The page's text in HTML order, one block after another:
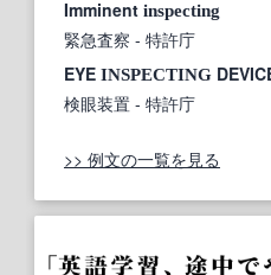
Imminent inspecting
緊急査察 - 特許庁
EYE INSPECTING
検眼装置 - 特許庁
>> 例文の一覧を見る